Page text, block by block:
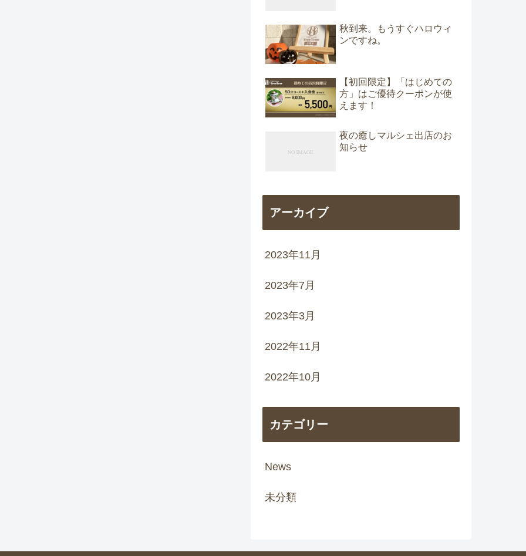
秋到来。もうすぐハロウィ
ンですね。
【初回限定】「はじめての
方」はご優待クーポンが使
えます！
夜の癒しマルシェ出店のお
知らせ
アーカイブ
2023年11月
2023年7月
2023年3月
2022年11月
2022年10月
カテゴリー
News
未分類